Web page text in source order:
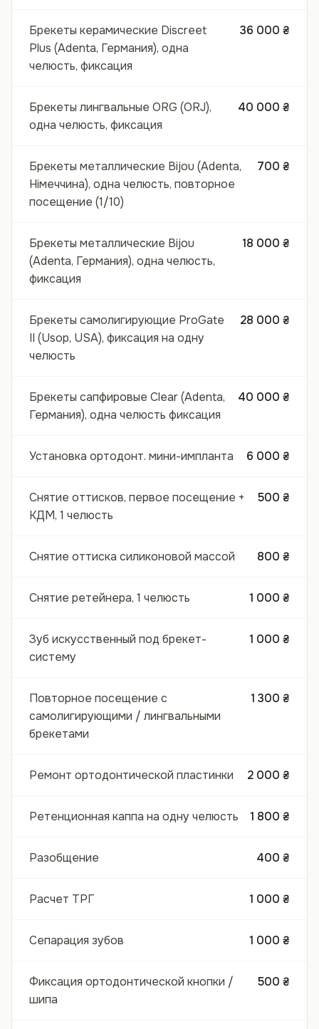
Брекеты керамические Discreet
Plus (Adenta, Германия), одна
челюсть, фиксация
36 000 ₴
Брекеты лингвальные ORG (ORJ),
одна челюсть, фиксация
40 000 ₴
Брекеты металлические Bijou (Adenta,
Німеччина), одна челюсть, повторное
посещение (1/10)
700 ₴
Брекеты металлические Bijou
(Adenta, Германия), одна челюсть,
фиксация
18 000 ₴
Брекеты самолигирующие ProGate
II (Usop, USA), фиксация на одну
челюсть
28 000 ₴
Брекеты сапфировые Clear (Adenta,
Германия), одна челюсть фиксация
40 000 ₴
Установка ортодонт. мини-импланта 6 000 ₴
Снятие оттисков, первое посещение +
КДМ, 1 челюсть
500 ₴
Снятие оттиска силиконовой массой 800 ₴
Снятие ретейнера, 1 челюсть 1 000 ₴
Зуб искусственный под брекет-
систему
1 000 ₴
Повторное посещение с
самолигирующими / лингвальными
брекетами
1 300 ₴
Ремонт ортодонтической пластинки 2 000 ₴
Ретенционная каппа на одну челюсть 1 800 ₴
Разобщение 400 ₴
Расчет ТРГ 1 000 ₴
Сепарация зубов 1 000 ₴
Фиксация ортодонтической кнопки /
шипа
500 ₴